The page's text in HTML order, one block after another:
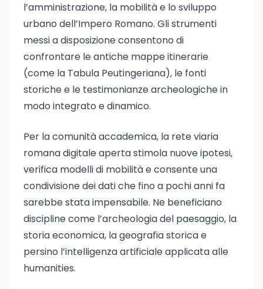
l’amministrazione, la mobilità e lo sviluppo
urbano dell’Impero Romano. Gli strumenti
messi a disposizione consentono di
confrontare le antiche mappe itinerarie
(come la Tabula Peutingeriana), le fonti
storiche e le testimonianze archeologiche in
modo integrato e dinamico.
Per la comunità accademica, la rete viaria
romana digitale aperta stimola nuove ipotesi,
verifica modelli di mobilità e consente una
condivisione dei dati che fino a pochi anni fa
sarebbe stata impensabile. Ne beneficiano
discipline come l’archeologia del paesaggio, la
storia economica, la geografia storica e
persino l’intelligenza artificiale applicata alle
humanities.